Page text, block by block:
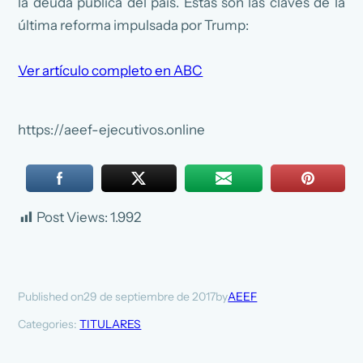
última reforma impulsada por Trump:
Ver artículo completo en ABC
https://aeef-ejecutivos.online
Post Views: 1.992
Published on29 de septiembre de 2017byAEEF
Categories:TITULARES